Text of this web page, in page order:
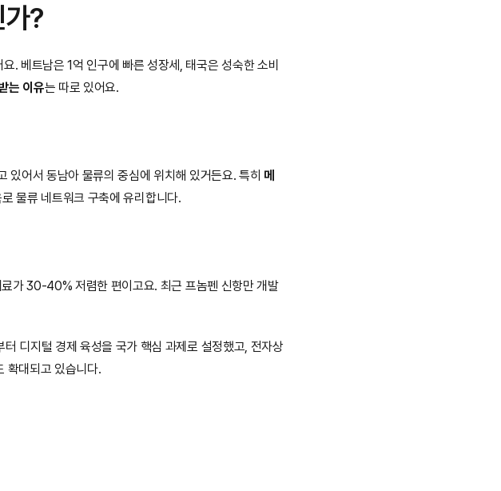
?
. 베트남은 1억 인구에 빠른 성장세, 태국은 성숙한 소비
는 이유는 따로 있어요.
있어서 동남아 물류의 중심에 위치해 있거든요. 특히 메
로 물류 네트워크 구축에 유리합니다.
가 30-40% 저렴한 편이고요. 최근 프놈펜 신항만 개발
디지털 경제 육성을 국가 핵심 과제로 설정했고, 전자상
확대되고 있습니다.